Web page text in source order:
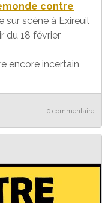
contre
sur scène à Exireuil
du 18 février
encore incertain,
0 commentaire